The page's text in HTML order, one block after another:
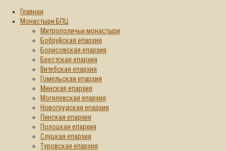
Главная
Монастыри БПЦ
Митрополичьи монастыри
Бобруйская епархия
Борисовская епархия
Брестская епархия
Витебская епархия
Гомельская епархия
Минская епархия
Могилевская епархия
Новогрудская епархия
Пинская епархия
Полоцкая епархия
Слуцкая епархия
Туровская епархия